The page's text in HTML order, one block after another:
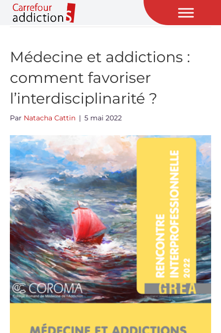
Archive pour mai 2022
Médecine et addictions :
comment favoriser
l’interdisciplinarité ?
Par Natacha Cattin | 5 mai 2022